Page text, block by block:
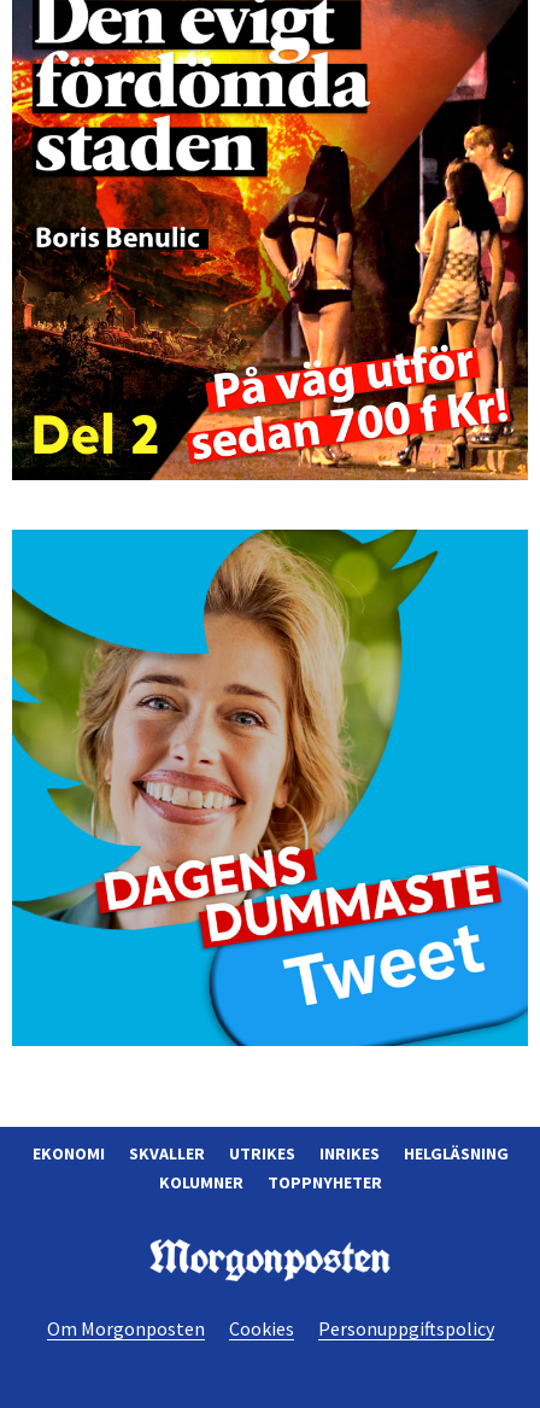
EKONOMI SKVALLER UTRIKES INRIKES
HELGLÄSNING
KOLUMNER
TOPPNYHETER
Om Morgonposten Cookies Personuppgiftspolicy